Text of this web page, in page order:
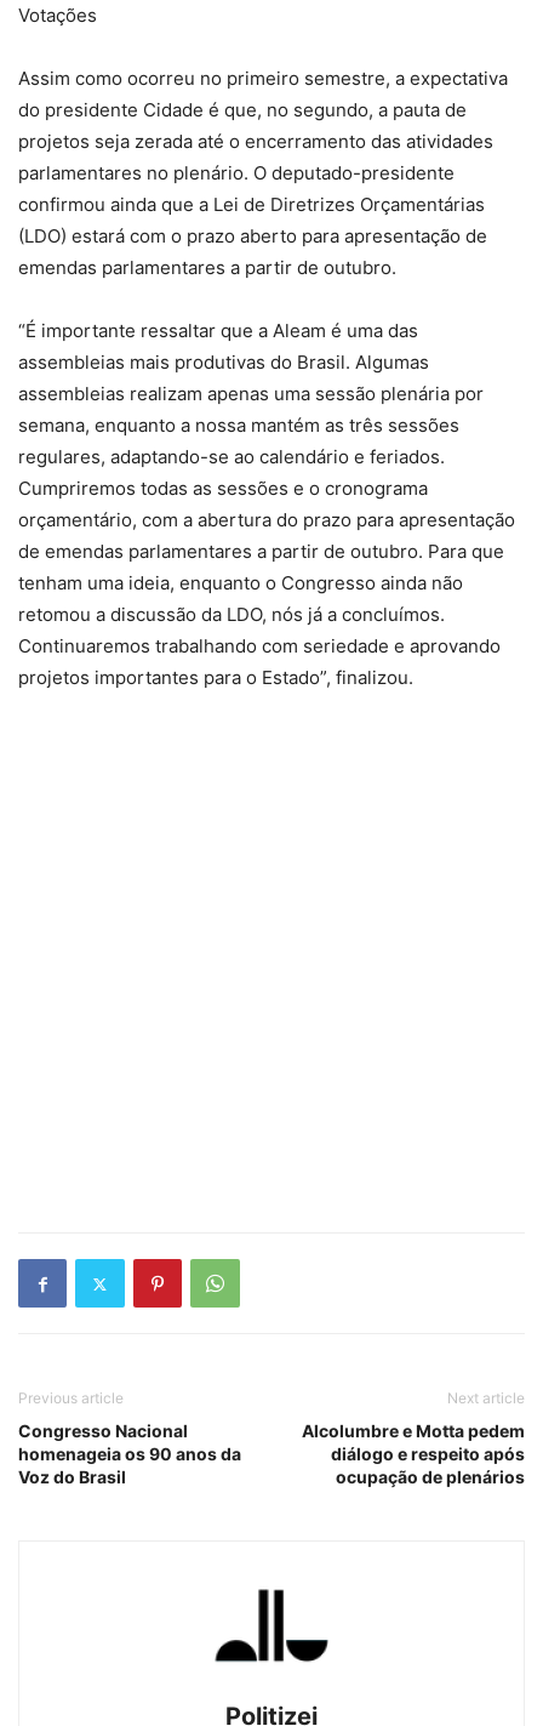
Votações
Assim como ocorreu no primeiro semestre, a expectativa
do presidente Cidade é que, no segundo, a pauta de
projetos seja zerada até o encerramento das atividades
parlamentares no plenário. O deputado-presidente
confirmou ainda que a Lei de Diretrizes Orçamentárias
(LDO) estará com o prazo aberto para apresentação de
emendas parlamentares a partir de outubro.
“É importante ressaltar que a Aleam é uma das
assembleias mais produtivas do Brasil. Algumas
assembleias realizam apenas uma sessão plenária por
semana, enquanto a nossa mantém as três sessões
regulares, adaptando-se ao calendário e feriados.
Cumpriremos todas as sessões e o cronograma
orçamentário, com a abertura do prazo para apresentação
de emendas parlamentares a partir de outubro. Para que
tenham uma ideia, enquanto o Congresso ainda não
retomou a discussão da LDO, nós já a concluímos.
Continuaremos trabalhando com seriedade e aprovando
projetos importantes para o Estado”, finalizou.
Previous article
Congresso Nacional
homenageia os 90 anos da
Voz do Brasil
Next article
Alcolumbre e Motta pedem
diálogo e respeito após
ocupação de plenários
Politizei